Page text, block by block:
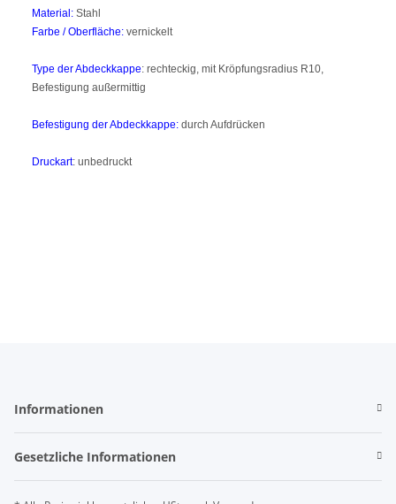
Material: Stahl
Farbe / Oberfläche: vernickelt
Type der Abdeckkappe: rechteckig, mit Kröpfungsradius R10,
Befestigung außermittig
Befestigung der Abdeckkappe: durch Aufdrücken
Druckart: unbedruckt
Informationen
Gesetzliche Informationen